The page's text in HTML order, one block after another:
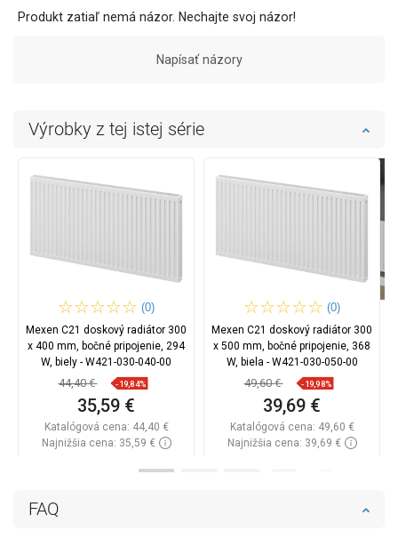
FAQ
Produkt zatiaľ nemá názor. Nechajte svoj názor!
Napísať názory
Výrobky z tej istej série
(0)
Mexen C21 doskový radiátor 300
x 400 mm, bočné pripojenie, 294
W, biely - W421-030-040-00
44,40 € -19,84%
35,59 €
Katalógová cena: 44,40 €
Najnižšia cena: 35,59 €
(0)
Mexen C21 doskový radiátor 300
x 500 mm, bočné pripojenie, 368
W, biela - W421-030-050-00
49,60 € -19,98%
39,69 €
Katalógová cena: 49,60 €
Najnižšia cena: 39,69 €